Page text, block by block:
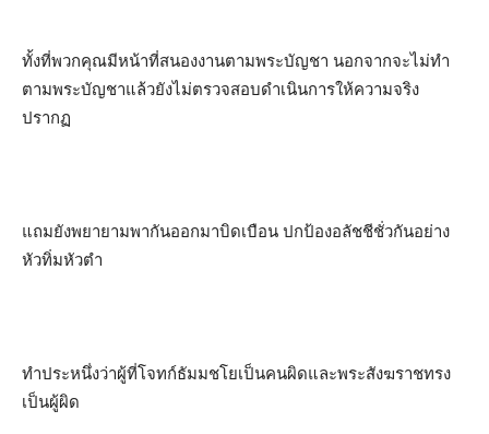
ทั้งที่พวกคุณมีหน้าที่สนองงานตามพระบัญชา นอกจากจะไม่ทำ
ตามพระบัญชาแล้วยังไม่ตรวจสอบดำเนินการให้ความจริง
ปรากฏ
แถมยังพยายามพากันออกมาบิดเบือน ปกป้องอลัชชีชั่วกันอย่าง
หัวทิ่มหัวตำ
ทำประหนึ่งว่าผู้ที่โจทก์ธัมมชโยเป็นคนผิดและพระสังฆราชทรง
เป็นผู้ผิด